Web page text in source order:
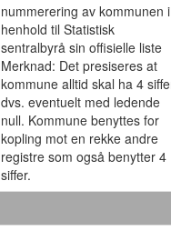
nummerering av kommunen i
henhold til Statistisk
sentralbyrå sin offisielle liste
Merknad: Det presiseres at
kommune alltid skal ha 4
dvs. eventuelt med ledende
null. Kommune benyttes for
kopling mot en rekke andre
registre som også benytter 4
siffer.